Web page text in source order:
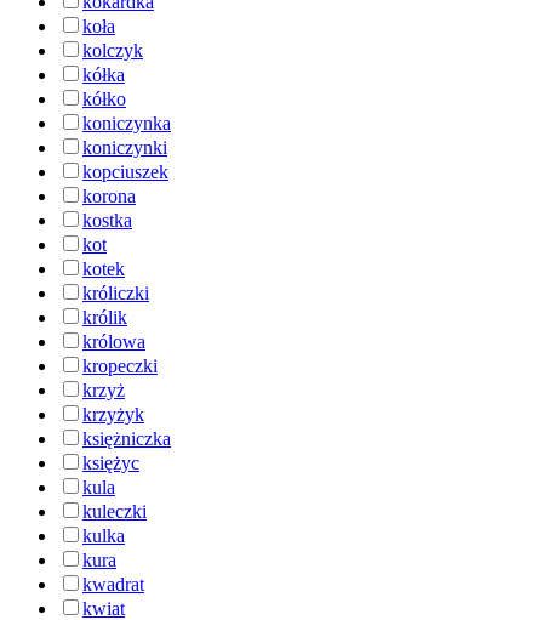
koła
kolczyk
kółka
kółko
koniczynka
koniczynki
kopciuszek
korona
kostka
kot
kotek
króliczki
królik
królowa
kropeczki
krzyż
krzyżyk
księżniczka
księżyc
kula
kuleczki
kulka
kura
kwadrat
kwiat